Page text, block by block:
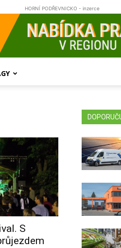
HORNÍ PODŘEVNICKO - inzerce
S